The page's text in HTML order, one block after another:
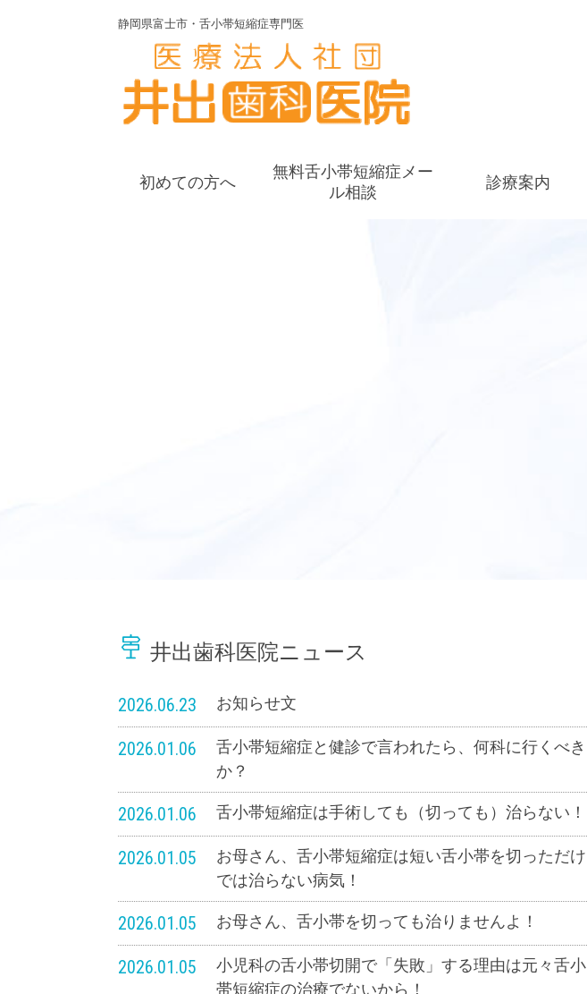
静岡県富士市・舌小帯短縮症専門医
初めての方へ
無料舌小帯短縮症メー
ル相談
診療案内
井出歯科医院ニュース
2026.06.23 お知らせ文
2026.01.06
舌小帯短縮症と健診で言われたら、何科に行くべき
か？
2026.01.06 舌小帯短縮症は手術しても（切っても）治らない！
2026.01.05
お母さん、舌小帯短縮症は短い舌小帯を切っただけ
では治らない病気！
2026.01.05 お母さん、舌小帯を切っても治りませんよ！
2026.01.05
小児科の舌小帯切開で「失敗」する理由は元々舌小
帯短縮症の治療でないから！